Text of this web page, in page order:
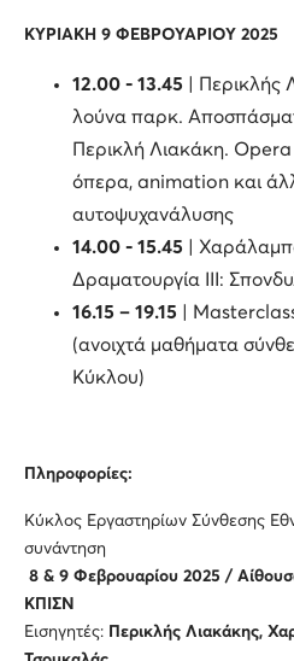
ΚΥΡΙΑΚΗ 9 ΦΕΒΡΟΥΑΡΙΟΥ 2025
12.00 - 13.45 | Περικλής
λούνα παρκ.
Περικλή Λιακάκη.
όπερα, animation και
αυτοψυχανάλυσης
14.00 - 15.45 |
Δραματουργία ΙΙI:
16.15 – 19.15 |
(ανοιχτά μαθήματα
Κύκλου)
Πληροφορίες:
Κύκλος Εργαστηρίων Σύνθεσης
συνάντηση
8 & 9 Φεβρουαρίου 2025 /
ΚΠΙΣΝ
Εισηγητές: Περικλής Λιακάκης,